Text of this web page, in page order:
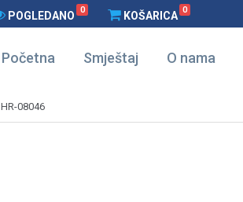
POGLEDANO 0 KOŠARICA 0
Početna Smještaj O nama
HR-08046